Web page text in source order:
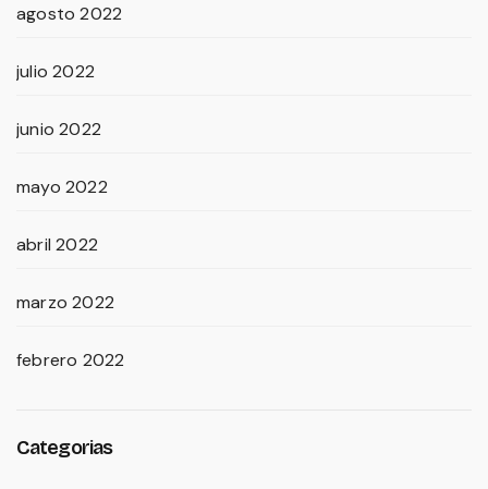
agosto 2022
julio 2022
junio 2022
mayo 2022
abril 2022
marzo 2022
febrero 2022
Categorias